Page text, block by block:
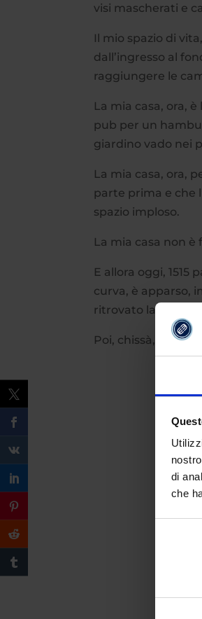
di
che
visi mascherati e
Il mio spazio di
dall’ingresso al
raggiungere le
La mia casa, ora,
pub per un
giardino vado nei
La mia casa, ora,
parte prima e che
spazio imploso.
La mia casa non
E allora oggi,
curva, è apparso,
ritrovato la sua
Poi, chissà, fuori